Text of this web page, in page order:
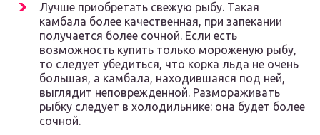
Лучше приобретать свежую рыбу. Такая
камбала более качественная, при запекании
получается более сочной. Если есть
возможность купить только мороженую рыбу,
то следует убедиться, что корка льда не очень
большая, а камбала, находившаяся под ней,
выглядит неповрежденной. Размораживать
рыбку следует в холодильнике: она будет более
сочной.